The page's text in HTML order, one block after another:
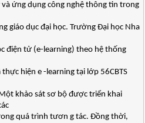
ứng dụng công nghệ thông tin trong
giáo dục đại học. Trường Đại học Nha
điện tử (e-learning) theo hệ thống
hiện e -learning tại lớp 56CBTS
khảo sát sơ bộ được triển khai
quá trình tươn g tác. Đồng thời,